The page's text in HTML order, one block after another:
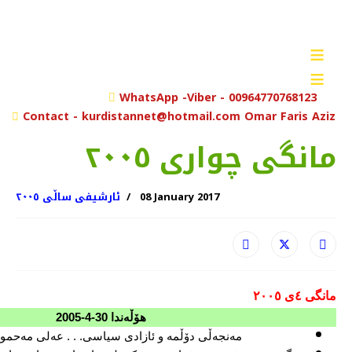
≡
≡
WhatsApp -Viber - 00964770768123
Contact - kurdistannet@hotmail.com Omar Faris Aziz
مانگی چواری ٢٠٠٥
ئارشیفی ساڵی ٢٠٠٥ 08 January 2017
مانگی ٤ی ٢٠٠٥
هۆڵه‌ندا30-4-2005
مه‌نجه‌ڵی دۆڵمه‌ و ئازادی سیاسی. . . عه‌لی